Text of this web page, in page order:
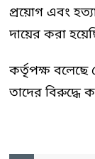
প্রয়োগ এবং
দায়ের করা
কর্তৃপক্ষ বলেছে
তাদের বিরুদ্ধে